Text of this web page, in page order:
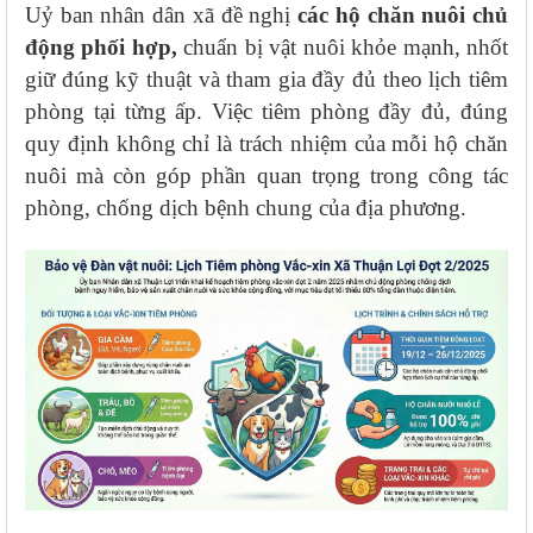
Uỷ ban nhân dân xã đề nghịcác hộ chăn nuôi chủ
động phối hợp,chuẩn bị vật nuôi khỏe mạnh, nhốt
giữ đúng kỹ thuật và tham gia đầy đủ theo lịch tiêm
phòng tại từng ấp. Việc tiêm phòng đầy đủ, đúng
quy định không chỉ là trách nhiệm của mỗi hộ chăn
nuôi mà còn góp phần quan trọng trong công tác
phòng, chống dịch bệnh chung của địa phương.